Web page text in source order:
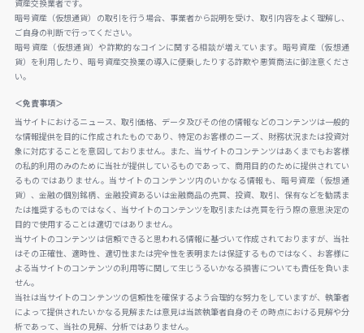
資産交換業者です。
暗号資産（仮想通貨）の取引を行う場合、事業者から説明を受け、取引内容をよく理解し、
ご自身の判断で行ってください。
暗号資産（仮想通貨）や詐欺的なコインに関する相談が増えています。暗号資産（仮想通
貨）を利用したり、暗号資産交換業の導入に便乗したりする詐欺や悪質商法に御注意くださ
い。
＜免責事項＞
当サイトにおけるニュース、取引価格、データ及びその他の情報などのコンテンツは一般的
な情報提供を目的に作成されたものであり、特定のお客様のニーズ、財務状況または投資対
象に対応することを意図しておりません。また、当サイトのコンテンツはあくまでもお客様
の私的利用のみのために当社が提供しているものであって、商用目的のために提供されてい
るものではありません。当サイトのコンテンツ内のいかなる情報も、暗号資産（仮想通
貨）、金融の個別銘柄、金融投資あるいは金融商品の売買、投資、取引、保有などを勧誘ま
たは推奨するものではなく、当サイトのコンテンツを取引または売買を行う際の意思決定の
目的で使用することは適切ではありません。
当サイトのコンテンツは信頼できると思われる情報に基づいて作成されておりますが、当社
はその正確性、適時性、適切性または完全性を表明または保証するものではなく、お客様に
よる当サイトのコンテンツの利用等に関して生じうるいかなる損害についても責任を負いま
せん。
当社は当サイトのコンテンツの信頼性を確保するよう合理的な努力をしていますが、執筆者
によって提供されたいかなる見解または意見は当該執筆者自身のその時点における見解や分
析であって、当社の見解、分析ではありません。